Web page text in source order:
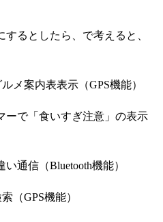
るとしたら、で考えると、
メ案内表表示（GPS機能）
ーで「食いすぎ注意」の表示
通信（Bluetooth機能）
（GPS機能）